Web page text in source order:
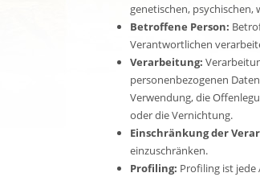
genetischen,
Betroffene Person:
Verantwortlichen
Verarbeitung:
personenbezogenen
Verwendung, die
oder die Vernichtung.
Einschränkung der
einzuschränken.
Profiling: Profiling ist